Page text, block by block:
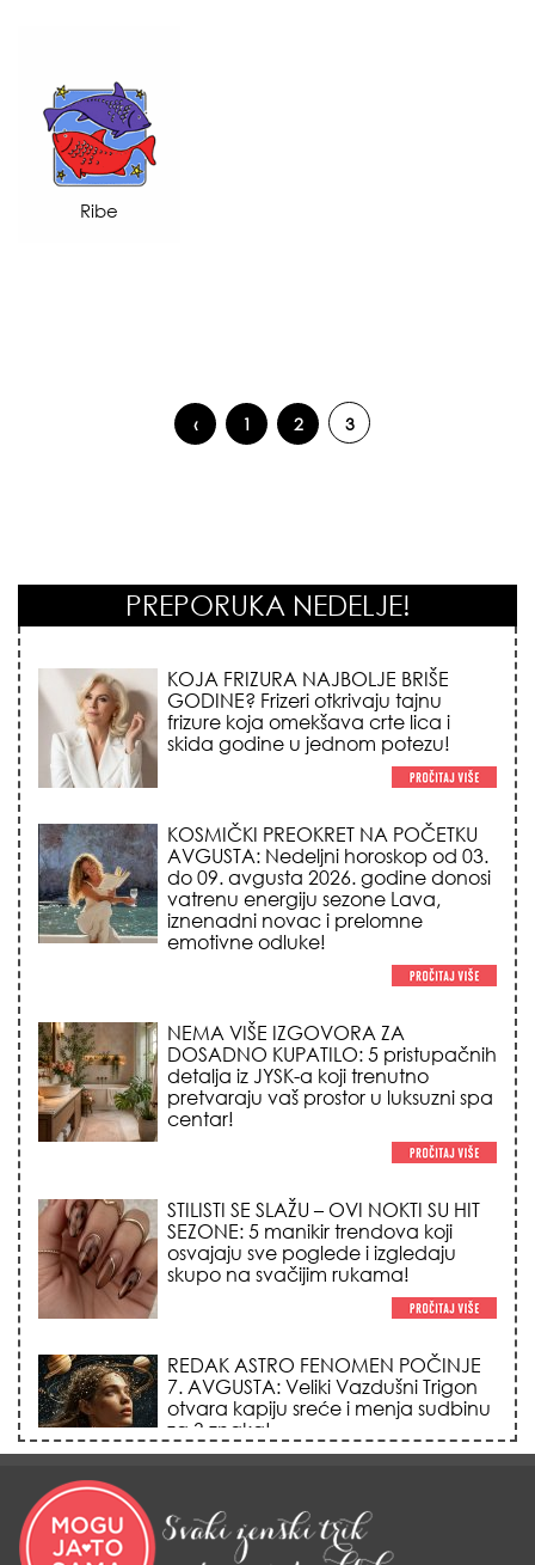
Ribe
‹ 1 2 3
PREPORUKA NEDELJE!
KOJA FRIZURA NAJBOLJE BRIŠE
GODINE? Frizeri otkrivaju tajnu
frizure koja omekšava crte lica i
skida godine u jednom potezu!
KOSMIČKI PREOKRET NA POČETKU
AVGUSTA: Nedeljni horoskop od 03.
do 09. avgusta 2026. godine donosi
vatrenu energiju sezone Lava,
iznenadni novac i prelomne
emotivne odluke!
NEMA VIŠE IZGOVORA ZA
DOSADNO KUPATILO: 5 pristupačnih
detalja iz JYSK-a koji trenutno
pretvaraju vaš prostor u luksuzni spa
centar!
STILISTI SE SLAŽU – OVI NOKTI SU HIT
SEZONE: 5 manikir trendova koji
osvajaju sve poglede i izgledaju
skupo na svačijim rukama!
REDAK ASTRO FENOMEN POČINJE
7. AVGUSTA: Veliki Vazdušni Trigon
otvara kapiju sreće i menja sudbinu
za 3 znaka!
LJUDI U SRBIJI MASOVNO KUPUJU
OVO ČUDO OD 200 DINARA: Trik sa